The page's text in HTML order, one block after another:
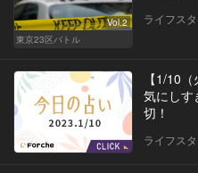
Vol.2
東京23区バトル
ライフス
【1/10
気にしす
切！
ライフス